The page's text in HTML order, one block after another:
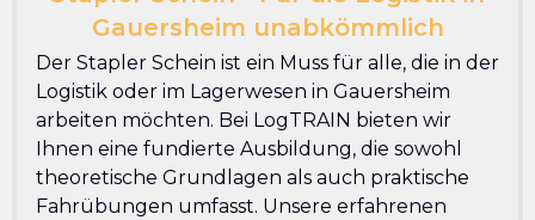
Gauersheim unabkömmlich
Der Stapler Schein ist ein Muss für alle, die in der
Logistik oder im Lagerwesen in Gauersheim
arbeiten möchten. Bei LogTRAIN bieten wir
Ihnen eine fundierte Ausbildung, die sowohl
theoretische Grundlagen als auch praktische
Fahrübungen umfasst. Unsere erfahrenen